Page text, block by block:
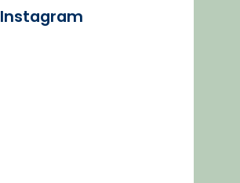
Instagram